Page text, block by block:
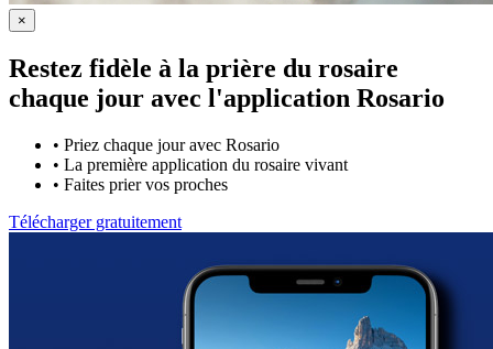
×
Restez fidèle à la prière du rosaire
chaque jour avec l'application Rosario
• Priez chaque jour avec Rosario
• La première application du rosaire vivant
• Faites prier vos proches
Télécharger gratuitement